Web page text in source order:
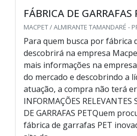
FÁBRICA DE GARRAFAS
MACPET / ALMIRANTE TAMANDARÉ -
Para quem busca por fábrica
descobrirá na empresa
mais informações na
do mercado e descobrindo a
atuação, a compra não terá
INFORMAÇÕES RELEVANTES
DE GARRAFAS PETQuem
fábrica de garrafas PET